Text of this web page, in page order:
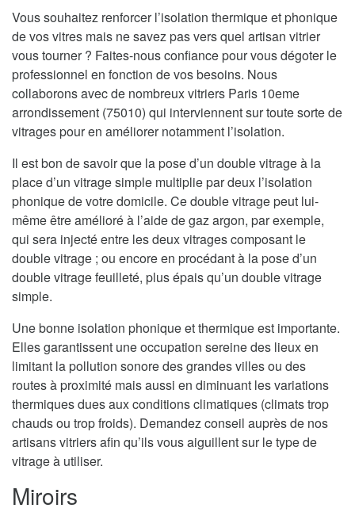
Vous souhaitez renforcer l’isolation thermique et phonique
de vos vitres mais ne savez pas vers quel artisan vitrier
vous tourner ? Faites-nous confiance pour vous dégoter le
professionnel en fonction de vos besoins. Nous
collaborons avec de nombreux vitriers Paris 10eme
arrondissement (75010) qui interviennent sur toute sorte de
vitrages pour en améliorer notamment l’isolation.
Il est bon de savoir que la pose d’un double vitrage à la
place d’un vitrage simple multiplie par deux l’isolation
phonique de votre domicile. Ce double vitrage peut lui-
même être amélioré à l’aide de gaz argon, par exemple,
qui sera injecté entre les deux vitrages composant le
double vitrage ; ou encore en procédant à la pose d’un
double vitrage feuilleté, plus épais qu’un double vitrage
simple.
Une bonne isolation phonique et thermique est importante.
Elles garantissent une occupation sereine des lieux en
limitant la pollution sonore des grandes villes ou des
routes à proximité mais aussi en diminuant les variations
thermiques dues aux conditions climatiques (climats trop
chauds ou trop froids). Demandez conseil auprès de nos
artisans vitriers afin qu’ils vous aiguillent sur le type de
vitrage à utiliser.
Miroirs